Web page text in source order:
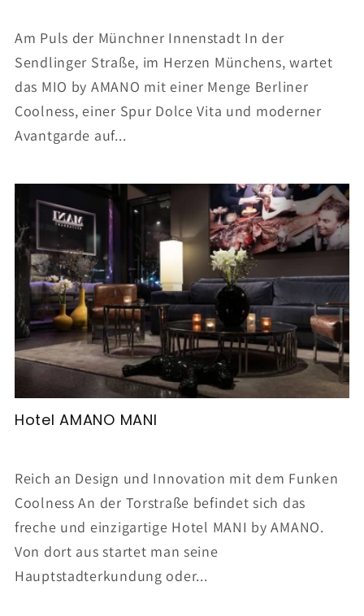
Am Puls der Münchner Innenstadt​ In der
Sendlinger Straße, im Herzen Münchens, wartet
das MIO by AMANO mit einer Menge Berliner
Coolness, einer Spur Dolce Vita und moderner
Avantgarde auf...
Hotel AMANO MANI
Reich an Design und Innovation mit dem Funken
Coolness An der Torstraße befindet sich das
freche und einzigartige Hotel MANI by AMANO.
Von dort aus startet man seine
Hauptstadterkundung oder...